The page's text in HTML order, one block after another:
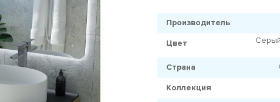
Производитель
Цвет
Страна
Коллекция